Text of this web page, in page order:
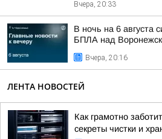
Вчера, 20:33
В ночь на 6 августа
БПЛА над
Вчера, 20:16
ЛЕНТА НОВОСТЕЙ
Как грамотно
секреты чистки и